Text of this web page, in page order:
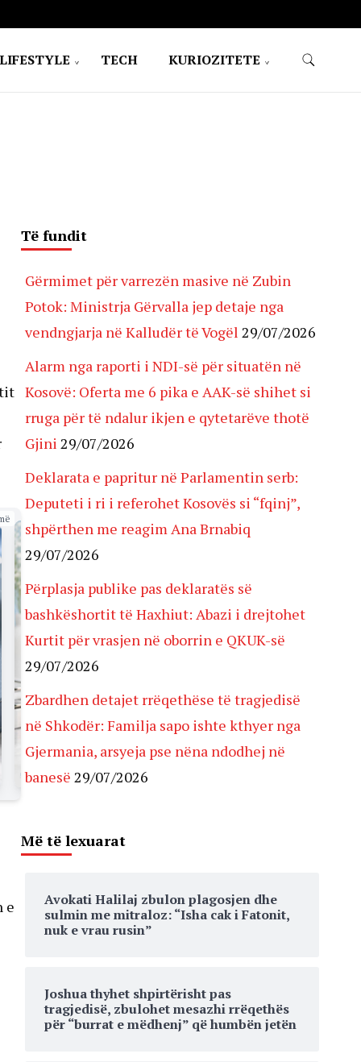
LIFESTYLE TECH KURIOZITETE
e
Të fundit
Gërmimet për varrezën masive në Zubin
Potok: Ministrja Gërvalla jep detaje nga
vendngjarja në Kalludër të Vogël 29/07/2026
Alarm nga raporti i NDI-së për situatën në
Kosovë: Oferta me 6 pika e AAK-së shihet si
rruga për të ndalur ikjen e qytetarëve thotë
Gjini 29/07/2026
Deklarata e papritur në Parlamentin serb:
Deputeti i ri i referohet Kosovës si “fqinj”,
shpërthen me reagim Ana Brnabiq
29/07/2026
Përplasja publike pas deklaratës së
bashkëshortit të Haxhiut: Abazi i drejtohet
Kurtit për vrasjen në oborrin e QKUK-së
29/07/2026
Zbardhen detajet rrëqethëse të tragjedisë
në Shkodër: Familja sapo ishte kthyer nga
Gjermania, arsyeja pse nëna ndodhej në
banesë 29/07/2026
Më të lexuarat
Avokati Halilaj zbulon plagosjen dhe
sulmin me mitraloz: “Isha cak i Fatonit,
nuk e vrau rusin”
Joshua thyhet shpirtërisht pas
tragjedisë, zbulohet mesazhi rrëqethës
për “burrat e mëdhenj” që humbën jetën